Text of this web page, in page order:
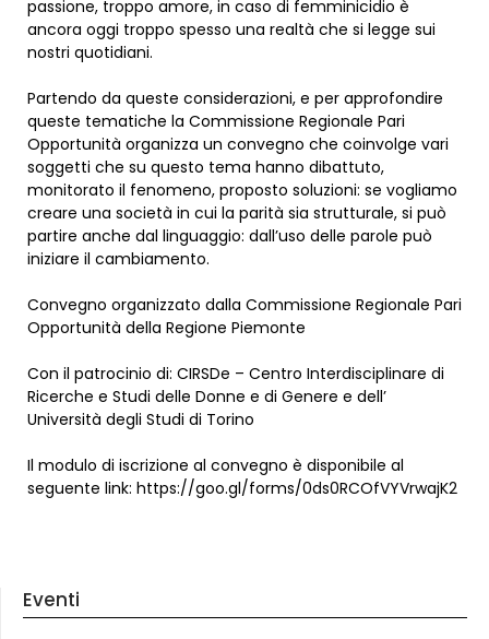
passione, troppo amore, in caso di femminicidio è
ancora oggi troppo spesso una realtà che si legge sui
nostri quotidiani.
Partendo da queste considerazioni, e per approfondire
queste tematiche la Commissione Regionale Pari
Opportunità organizza un convegno che coinvolge vari
soggetti che su questo tema hanno dibattuto,
monitorato il fenomeno, proposto soluzioni: se vogliamo
creare una società in cui la parità sia strutturale, si può
partire anche dal linguaggio: dall’uso delle parole può
iniziare il cambiamento.
Convegno organizzato dalla Commissione Regionale Pari
Opportunità della Regione Piemonte
Con il patrocinio di: CIRSDe – Centro Interdisciplinare di
Ricerche e Studi delle Donne e di Genere e dell’
Università degli Studi di Torino
Il modulo di iscrizione al convegno è disponibile al
seguente link: https://goo.gl/forms/0ds0RCOfVYVrwajK2
Eventi